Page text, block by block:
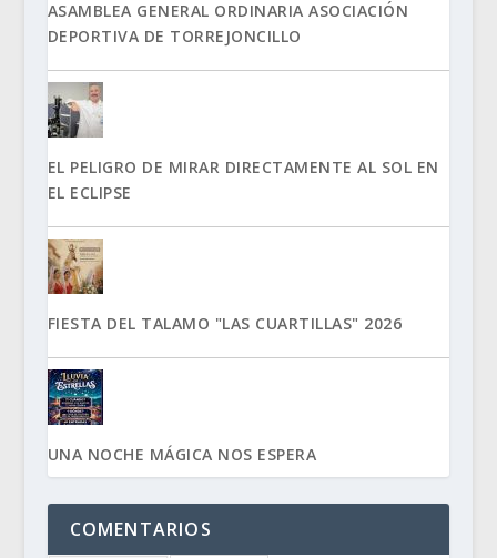
ASAMBLEA GENERAL ORDINARIA ASOCIACIÓN
DEPORTIVA DE TORREJONCILLO
EL PELIGRO DE MIRAR DIRECTAMENTE AL SOL EN
EL ECLIPSE
FIESTA DEL TALAMO "LAS CUARTILLAS" 2026
UNA NOCHE MÁGICA NOS ESPERA
COMENTARIOS